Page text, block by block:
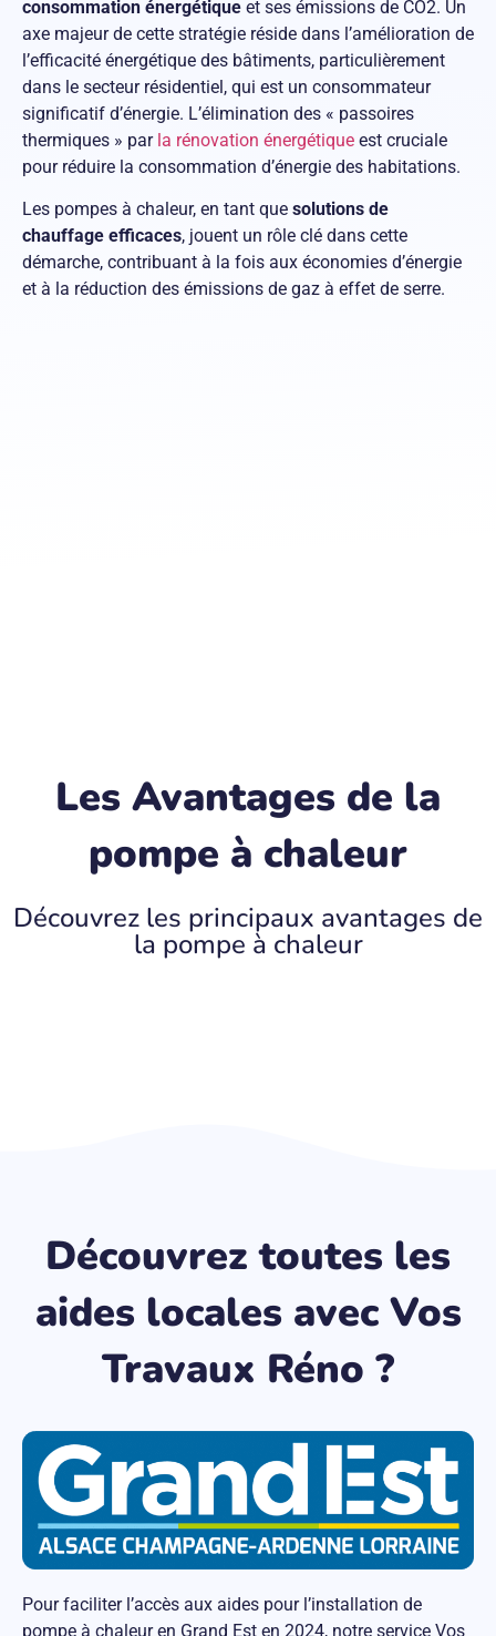
consommation énergétique et ses émissions de CO2. Un
axe majeur de cette stratégie réside dans l’amélioration de
l’efficacité énergétique des bâtiments, particulièrement
dans le secteur résidentiel, qui est un consommateur
significatif d’énergie. L’élimination des « passoires
thermiques » par la rénovation énergétique est cruciale
pour réduire la consommation d’énergie des habitations.
Les pompes à chaleur, en tant que solutions de
chauffage efficaces, jouent un rôle clé dans cette
démarche, contribuant à la fois aux économies d’énergie
et à la réduction des émissions de gaz à effet de serre.
Les Avantages de la
pompe à chaleur
Découvrez les principaux avantages de
la pompe à chaleur
Découvrez toutes les
aides locales avec Vos
Travaux Réno ?
Pour faciliter l’accès aux aides pour l’installation de
pompe à chaleur en Grand Est en 2024, notre service Vos